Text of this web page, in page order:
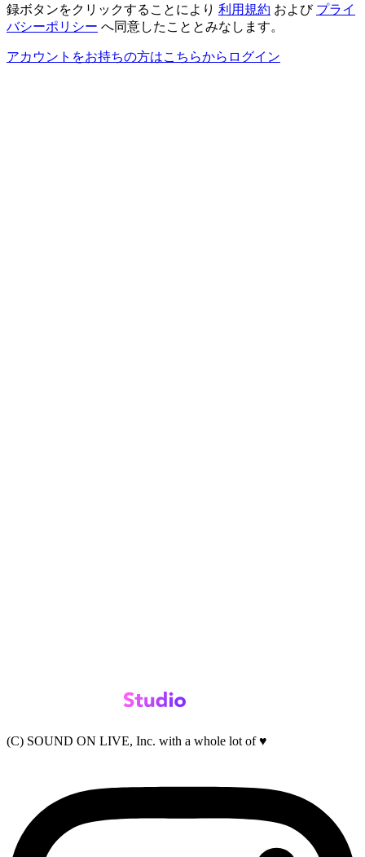
録ボタンをクリックすることにより 利用規約 および プライ
バシーポリシー へ同意したこととみなします。
アカウントをお持ちの方はこちらからログイン
(C) SOUND ON LIVE, Inc. with a whole lot of ♥